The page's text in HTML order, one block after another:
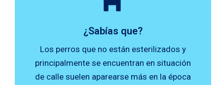
¿Sabías que?
Los perros que no están esterilizados y
principalmente se encuentran en situación
de calle suelen aparearse más en la época
incremento de olores e intensifica las